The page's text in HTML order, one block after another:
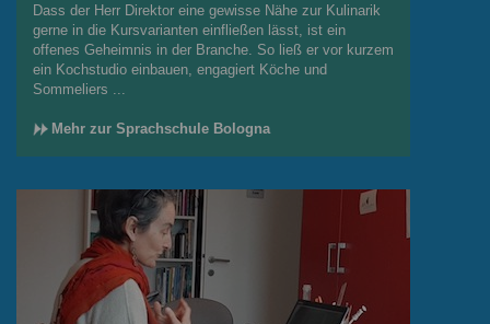
Dass der Herr Direktor eine gewisse Nähe zur Kulinarik
gerne in die Kursvarianten einfließen lässt, ist ein
offenes Geheimnis in der Branche. So ließ er vor kurzem
ein Kochstudio einbauen, engagiert Köche und
Sommeliers ...
Mehr zur Sprachschule Bologna